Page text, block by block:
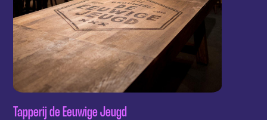
Tapperij de Eeuwige Jeugd